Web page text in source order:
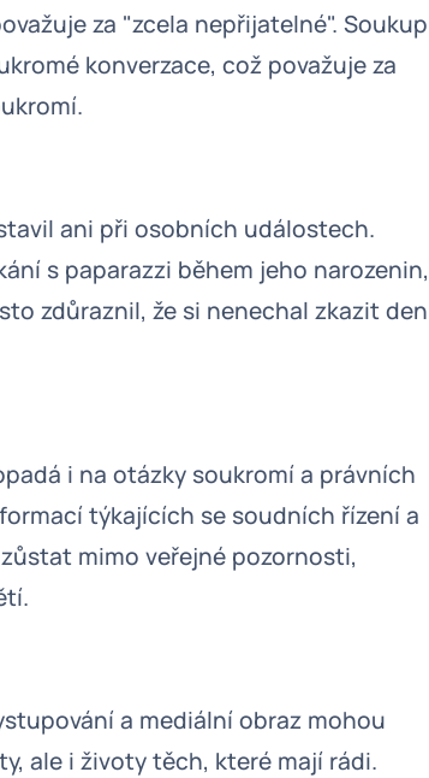
za "zcela nepřijatelné". Soukup
konverzace, což považuje za
ani při osobních událostech.
s paparazzi během jeho narozenin,
zdůraznil, že si nenechal zkazit den
i na otázky soukromí a právních
týkajících se soudních řízení a
mimo veřejné pozornosti,
a mediální obraz mohou
ale i životy těch, které mají rádi.